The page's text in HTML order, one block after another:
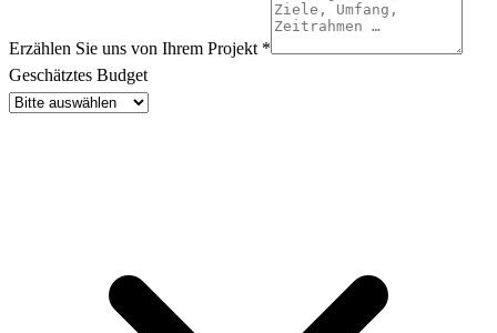
Erzählen Sie uns von Ihrem Projekt *
Geschätztes Budget